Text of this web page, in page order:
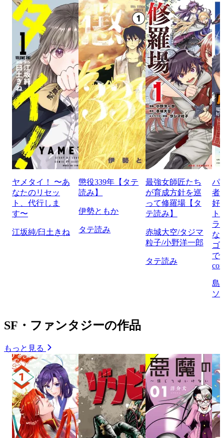
ヤメタイ！ 〜あ
なたのリセッ
ト、代行しま
す〜
江坂純/臼土きね
懲役339年【タテ
読み】
伊勢ともか
タテ読み
最強女師匠たち
が育成方針を巡
って修羅場【タ
テ読み】
赤城大空/タジマ
粒子/小野洋一郎
タテ読み
パ
者
好
ト
ラ
な
ゴ
で
島
ソ
SF・ファンタジーの作品
もっと見る